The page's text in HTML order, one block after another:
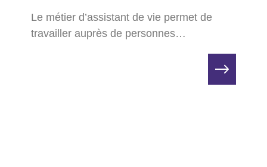
Le métier d’assistant de vie permet de
travailler auprès de personnes…